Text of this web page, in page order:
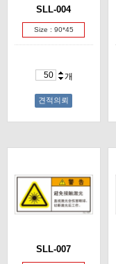
SLL-004
Size : 90*45
개
견적의뢰
SLL-007